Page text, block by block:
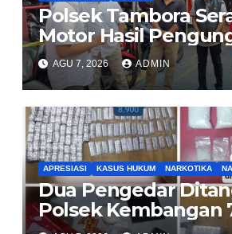
Polsek Tambora
Motor Hasil
Kasus Curanmor
Pemilik Yang sah
AGU 7, 2026 ADMIN
APRESIASI KASUS HUKUM NARKOTIKA
Dua Pengedar
Polsek Kembangan
Obat Keras, Sabu